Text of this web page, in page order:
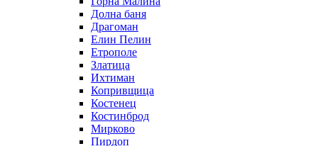
Долна баня
Драгоман
Елин Пелин
Етрополе
Златица
Ихтиман
Копривщица
Костенец
Костинброд
Мирково
Пирдоп